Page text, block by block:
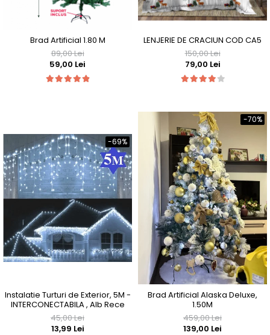
Brad Artificial 1.80 M
89,00 Lei
59,00 Lei
LENJERIE DE CRACIUN COD CA5
150,00 Lei
79,00 Lei
-69%
Instalatie Turturi de Exterior, 5M -
INTERCONECTABILA , Alb Rece
45,00 Lei
13,99 Lei
-70%
Brad Artificial Alaska Deluxe,
1.50M
459,00 Lei
139,00 Lei